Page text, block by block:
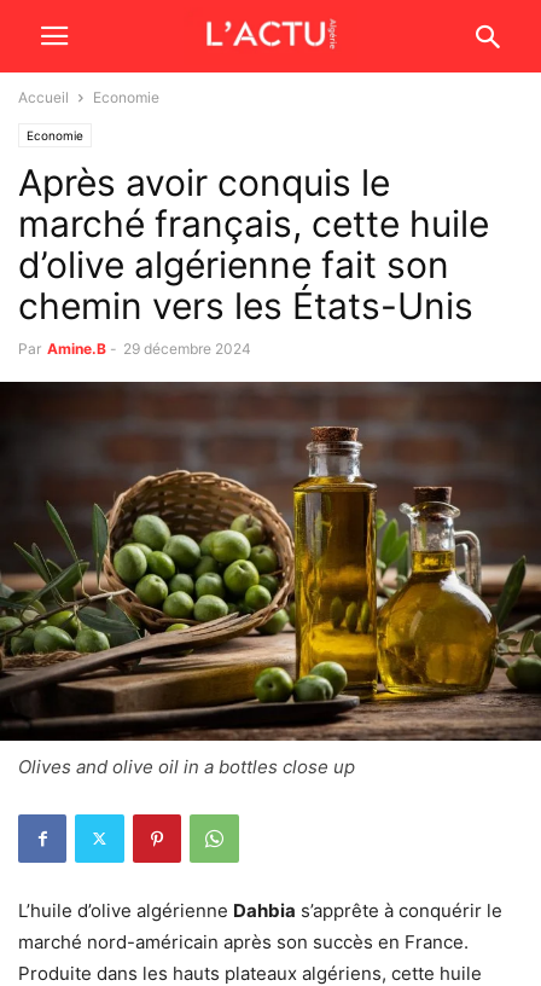
Accueil Economie
Economie
Après avoir conquis le
marché français, cette huile
d’olive algérienne fait son
chemin vers les États-Unis
Par Amine.B - 29 décembre 2024
Olives and olive oil in a bottles close up
L’huile d’olive algérienne Dahbia s’apprête à conquérir le
marché nord-américain après son succès en France.
Produite dans les hauts plateaux algériens, cette huile